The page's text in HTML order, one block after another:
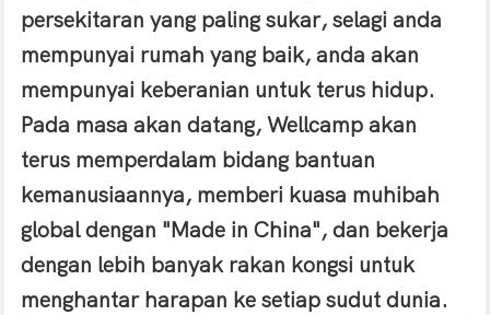
persekitaran yang paling sukar, selagi anda
mempunyai rumah yang baik, anda akan
mempunyai keberanian untuk terus hidup.
Pada masa akan datang, Wellcamp akan
terus memperdalam bidang bantuan
kemanusiaannya, memberi kuasa muhibah
global dengan "Made in China", dan bekerja
dengan lebih banyak rakan kongsi untuk
menghantar harapan ke setiap sudut dunia.